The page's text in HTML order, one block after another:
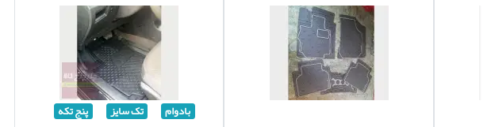
بادوام تک سایز پنج تکه